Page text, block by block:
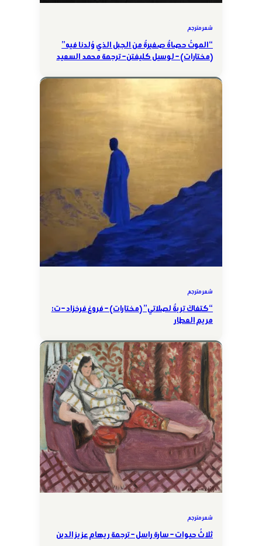
شعر مترجم
“الموتُ حصاةٌ صغيرةٌ من الجبل الذي وُلدنا فيه”
(مختارات) – لوسيل كليفتن – ترجمة محمد السعيد
شعر مترجم
“كتفاكَ تربةٌ لصلاتي” (مختارات) – فروغ فرخزاد – ت:
مريم العطار
شعر مترجم
ثلاثُ حيوات – سارة راسل – ترجمة ريهام عزيز الدين